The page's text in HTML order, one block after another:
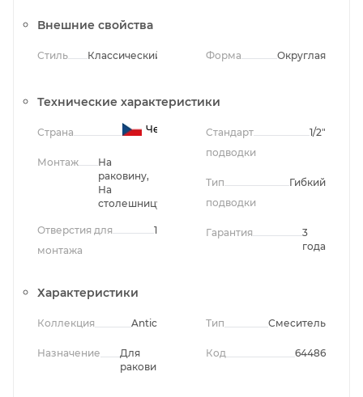
Внешние свойства
Стиль Классический Форма Округлая
Технические характеристики
Страна Чехия
Монтаж
На
раковину,
На
столешницу
Отверстия для
монтажа
1
Стандарт
подводки
1/2"
Тип
подводки
Гибкий
Гарантия
3
года
Характеристики
Коллекция Antic
Назначение
Для
раковины
Тип Смеситель
Код 64486